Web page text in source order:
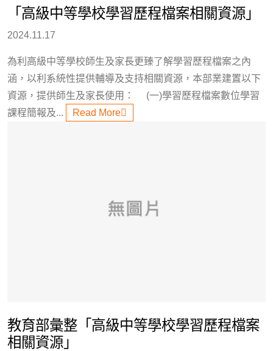
「高級中等學校學習歷程檔案相關資源」
2024.11.17
為利高級中等學校師生及家長更臻了解學習歷程檔案之內
涵，以利系統性提供輔導及支持相關資源，本部業建置以下
資源，提供師生及家長使用： (一)學習歷程檔案數位學習
課程簡報及...
Read More
教育部彙整「高級中等學校學習歷程檔案
相關資源」